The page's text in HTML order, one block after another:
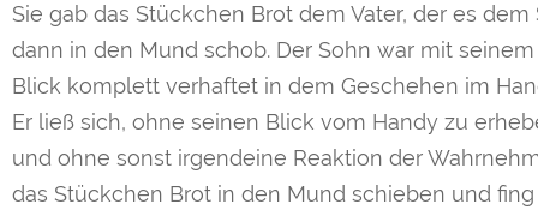
Sie gab das Stückchen Brot dem Vater, der es dem
dann in den Mund schob. Der Sohn war mit seinem
Blick komplett verhaftet in dem Geschehen im
Er ließ sich, ohne seinen Blick vom Handy zu
und ohne sonst irgendeine Reaktion der
das Stückchen Brot in den Mund schieben und